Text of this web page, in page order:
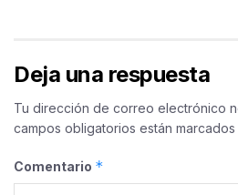
Deja una respuesta
Tu dirección de correo electrónico
campos obligatorios están marcados
Comentario *